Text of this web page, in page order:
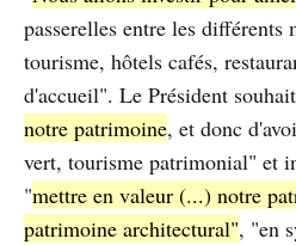
passerelles entre les différents
tourisme, hôtels cafés,
d'accueil". Le Président
notre patrimoine, et donc
vert, tourisme patrimonial" et
"mettre en valeur (...) notre
patrimoine architectural", "en